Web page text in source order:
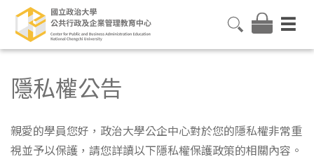
隱私權公告
親愛的學員您好，政治大學公企中心對於您的隱私權非常重
視並予以保護，請您詳讀以下隱私權保護政策的相關內容。